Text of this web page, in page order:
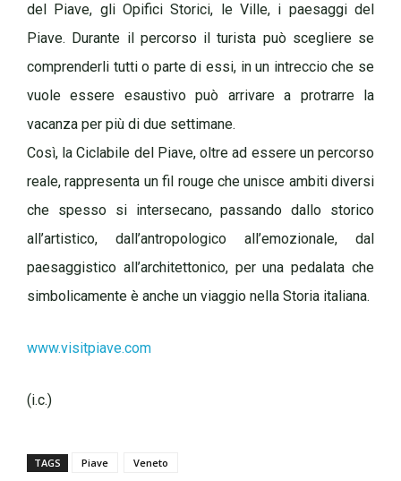
del Piave, gli Opifici Storici, le Ville, i paesaggi del
Piave. Durante il percorso il turista può scegliere se
comprenderli tutti o parte di essi, in un intreccio che se
vuole essere esaustivo può arrivare a protrarre la
vacanza per più di due settimane.
Così, la Ciclabile del Piave, oltre ad essere un percorso
reale, rappresenta un fil rouge che unisce ambiti diversi
che spesso si intersecano, passando dallo storico
all’artistico, dall’antropologico all’emozionale, dal
paesaggistico all’architettonico, per una pedalata che
simbolicamente è anche un viaggio nella Storia italiana.
www.visitpiave.com
(i.c.)
TAGS Piave Veneto